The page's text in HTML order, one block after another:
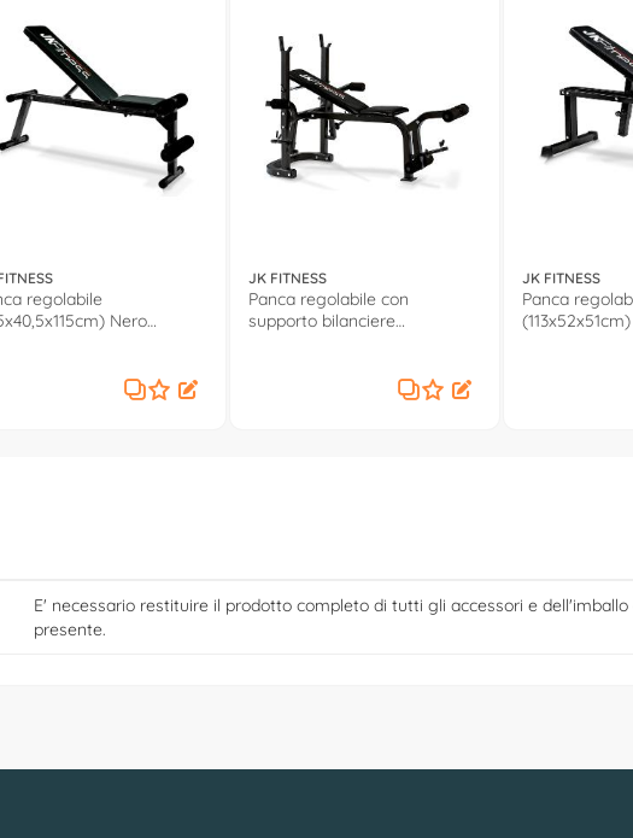
regolabile
Nero
JK FITNESS
Panca regolabile con
supporto bilanciere
JK FITNESS
Panca
E' necessario restituire il prodotto completo di tutti gli accessori e dell'imballo
presente.